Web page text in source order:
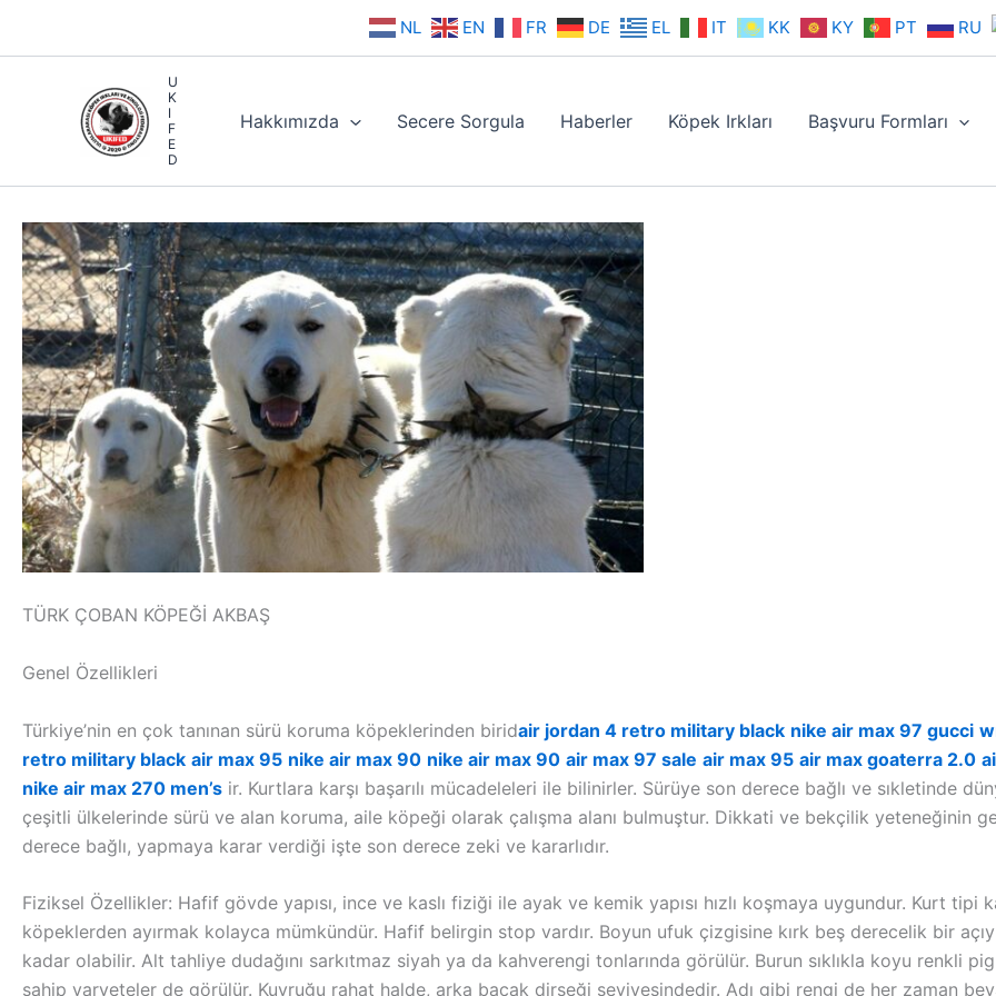
NL EN FR DE EL IT KK KY PT RU
U
K
I
F
E
D
Hakkımızda Secere Sorgula Haberler Köpek Irkları Başvuru Formları
TÜRK ÇOBAN KÖPEĞİ AKBAŞ
Genel Özellikleri
Türkiye’nin en çok tanınan sürü koruma köpeklerinden biridair jordan 4 retro military black nike air max 97 gucci
retro military black air max 95 nike air max 90 nike air max 90 air max 97 sale air max 95 air max goaterra 2.0
nike air max 270 men’s ir. Kurtlara karşı başarılı mücadeleleri ile bilinirler. Sürüye son derece bağlı ve sıkletinde
çeşitli ülkelerinde sürü ve alan koruma, aile köpeği olarak çalışma alanı bulmuştur. Dikkati ve bekçilik yeteneğinin
derece bağlı, yapmaya karar verdiği işte son derece zeki ve kararlıdır.
Fiziksel Özellikler: Hafif gövde yapısı, ince ve kaslı fiziği ile ayak ve kemik yapısı hızlı koşmaya uygundur. Kurt tipi
köpeklerden ayırmak kolayca mümkündür. Hafif belirgin stop vardır. Boyun ufuk çizgisine kırk beş derecelik bir
kadar olabilir. Alt tahliye dudağını sarkıtmaz siyah ya da kahverengi tonlarında görülür. Burun sıklıkla koyu renkli
sahip varyeteler de görülür. Kuyruğu rahat halde, arka bacak dirseği seviyesindedir. Adı gibi rengi de her zaman